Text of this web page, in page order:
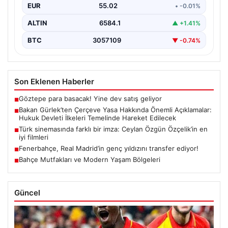
EUR 55.02 • -0.01%
ALTIN 6584.1 ▲ +1.41%
BTC 3057109 ▼ -0.74%
Son Eklenen Haberler
■Göztepe para basacak! Yine dev satış geliyor
■Bakan Gürlek’ten Çerçeve Yasa Hakkında Önemli Açıklamalar:
Hukuk Devleti İlkeleri Temelinde Hareket Edilecek
■Türk sinemasında farklı bir imza: Ceylan Özgün Özçelik’in en
iyi filmleri
■Fenerbahçe, Real Madrid’in genç yıldızını transfer ediyor!
■Bahçe Mutfakları ve Modern Yaşam Bölgeleri
Güncel